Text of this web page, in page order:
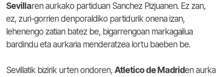
Sevillaren aurkako partiduan Sanchez Pizjuanen. Ez zan,
ez, zuri-gorrien denporaldiko partidurik onena izan,
lehenengo zatian batez be, bigarrengoan markagailua
bardindu eta aurkaria menderatzea lortu baeben be.
Sevillatik bizirik urten ondoren, Atletico de Madriden aurka